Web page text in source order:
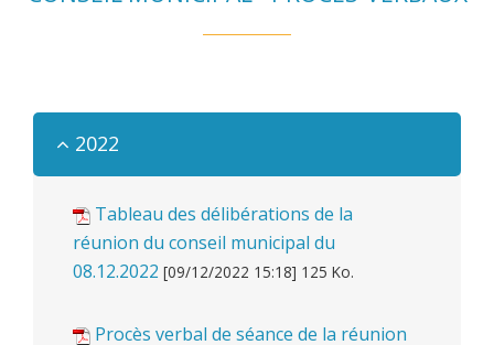
2022
Tableau des délibérations de la
réunion du conseil municipal du
08.12.2022 [09/12/2022 15:18] 125 Ko.
Procès verbal de séance de la réunion